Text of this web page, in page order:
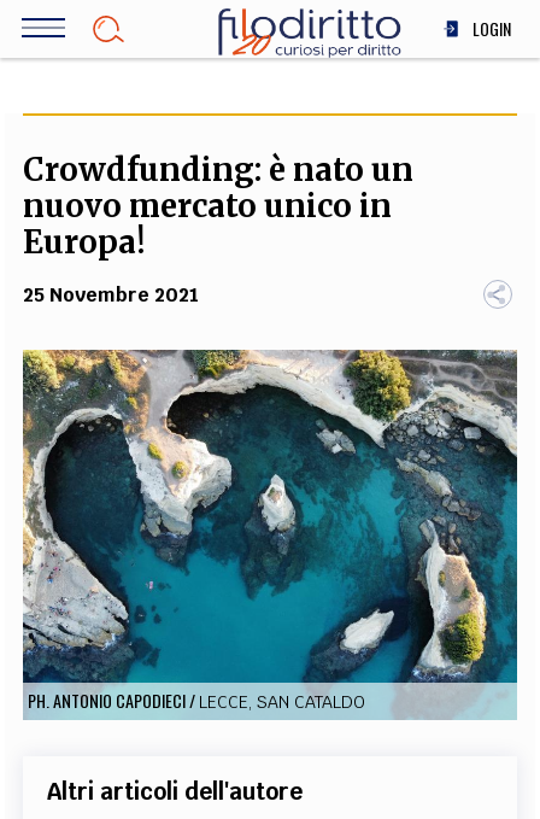
Salta
LOGIN
SOCIETÀ
MEDICINA
TEAM
FILODIRITTO REDAZIONE COMITATO SCIENTIFICO AUTORI CURATORI
FOTOGRAFI PARTNER COLLABORA CON NOI
EXTRA
CODICI RUBRICHE PROCEEDINGS PUBBLICITÀ CONTATTI
SOCIAL MEDIA
Crowdfunding: è nato un
nuovo mercato unico in
Europa!
25 Novembre 2021
PH. ANTONIO CAPODIECI/ LECCE, SAN CATALDO
Altri articoli dell'autore